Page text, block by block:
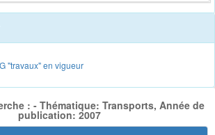
"travaux" en vigueur
: - Thématique: Transports, Année de
publication: 2007